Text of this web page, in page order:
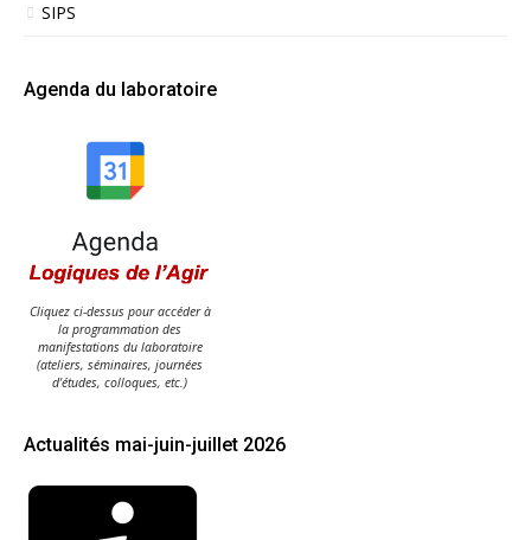
SIPS
Agenda du laboratoire
Cliquez ci-dessus pour accéder à
la programmation des
manifestations du laboratoire
(ateliers, séminaires, journées
d'études, colloques, etc.)
Actualités mai-juin-juillet 2026